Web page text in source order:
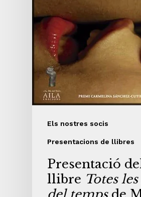
Els nostres socis
Presentacions de llibres
Presentació
llibre Totes
del tempsde